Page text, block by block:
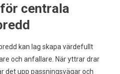
centrala
kan lag skapa värdefullt
och anfallare. När yttrar drar
det upp passningsvägar och